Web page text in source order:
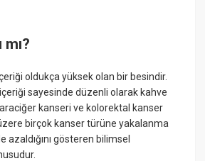
mı?
oldukça yüksek olan bir besindir.
sayesinde düzenli olarak kahve
kanseri ve kolorektal kanser
birçok kanser türüne yakalanma
azaldığını gösteren bilimsel